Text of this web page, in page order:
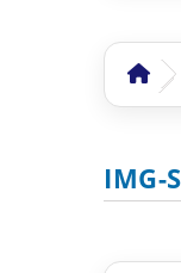
IMG-